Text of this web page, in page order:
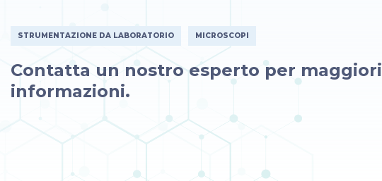
STRUMENTAZIONE DA LABORATORIO MICROSCOPI
Contatta un nostro esperto per maggiori
informazioni.